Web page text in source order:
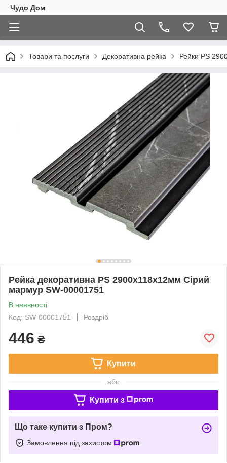
Чудо Дом
Товари та послуги Декоративна рейка Рейки PS
Рейка декоративна PS 2900х118х12мм Сірий
мармур SW-00001751
В наявності
Код: SW-00001751
Роздріб
446 ₴
Купити
або
Купити з
Що таке купити з Пром?
Замовлення під захистом